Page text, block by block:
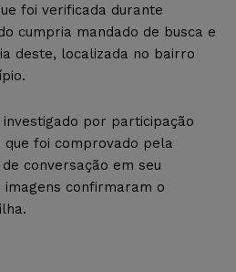
foi verificada durante
cumpria mandado de busca e
deste, localizada no bairro
investigado por participação
que foi comprovado pela
conversação em seu
confirmaram o